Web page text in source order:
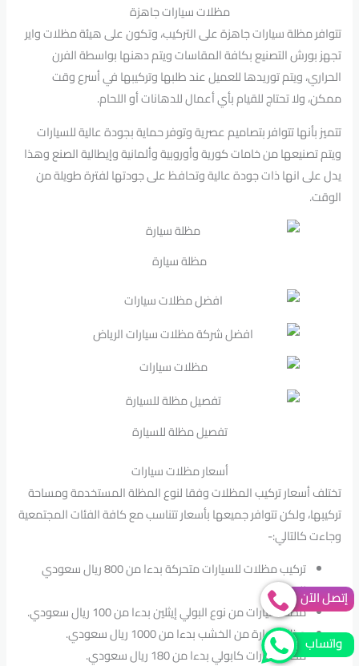
مظلات سيارات جاهزة
تتوافر مظلة سيارات جاهزة على التركيب، وتكون على هيئة مظلات واير
تجهز بورش التصنيع بكافة المقاسات ويتم دهنها بواسطة الفرن
الحراري، ويتم توريدها للعميل عند طلبها وتركيبها في أسرع وقت
ممكن، ولا تحتاج للقيام بأي أعمال للدهانات أو اللحام.
تتميز بأنها تتوافر بتصاميم عصرية وتوفر حماية بجودة عالية للسيارات
ويتم تصنيعها من خامات كورية وأوروبية وألمانية وإيطالية الصنع وهذا
يدل على انها ذات جودة عالية وتحافظ على جودتها لفترة طويلة من
الوقت.
مظلة سيارة
تفصيل مظلة للسيارة
أسعار مظلات سيارات
تختلف أسعار تركيب المظلات وفقا لنوع المظلة المستخدمة ومساحة
تركيبها، ولكن تتوافر جميعها بأسعار تتناسب مع كافة الفئات المجتمعية
وجاءت كالتالي:-
تركيب مظلات للسيارات متحركة بدءا من 800 ريال سعودي
للمتر.
مظلة سيارات من نوع البولي إيثلين بدءا من 100 ريال سعودي.
مظلة سيارة من الخشب بدءا من 1000 ريال سعودي.
مظله سيارات كابولي بدءا من 180 ريال سعودي.
إتصل الآن
واتساب